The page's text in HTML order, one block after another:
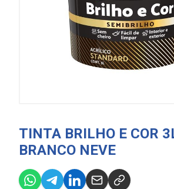
TINTA BRILHO E COR
BRANCO NEVE